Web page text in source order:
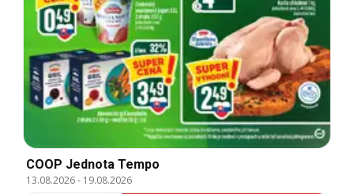
COOP Jednota Tempo
13.08.2026- 19.08.2026